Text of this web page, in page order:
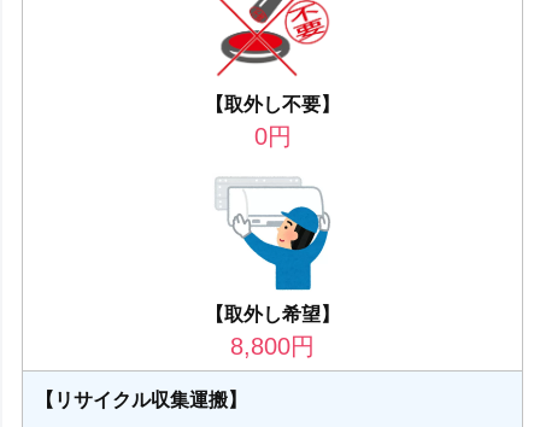
【取外し不要】
0円
【取外し希望】
8,800円
【リサイクル収集運搬】